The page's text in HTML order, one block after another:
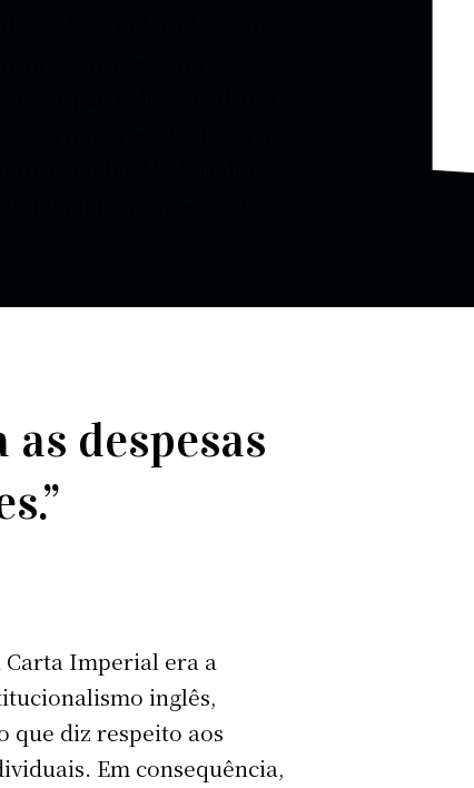
Poder Moderador, este
a própria
por parte de D. Pedro II,
os poderes que tinha ao
O Poder Moderador,
despesas
Carta Imperial era a
inglês,
que diz respeito aos
Em consequência,